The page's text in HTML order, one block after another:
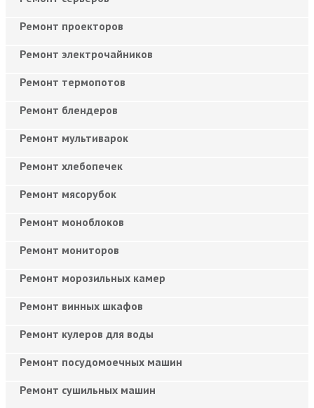
Ремонт проекторов
Ремонт электрочайников
Ремонт термопотов
Ремонт блендеров
Ремонт мультиварок
Ремонт хлебопечек
Ремонт мясорубок
Ремонт моноблоков
Ремонт мониторов
Ремонт морозильных камер
Ремонт винных шкафов
Ремонт кулеров для воды
Ремонт посудомоечных машин
Ремонт сушильных машин